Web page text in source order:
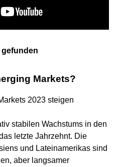
gefunden
Markets?
2023 steigen
stabilen Wachstums in den
letzte Jahrzehnt. Die
und Lateinamerikas sind
aber langsamer